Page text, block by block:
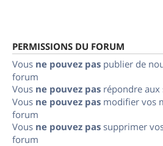
PERMISSIONS DU FORUM
Vous ne pouvez pas publier de
forum
Vous ne pouvez pas répondre aux
Vous ne pouvez pas modifier vos
forum
Vous ne pouvez pas supprimer
forum